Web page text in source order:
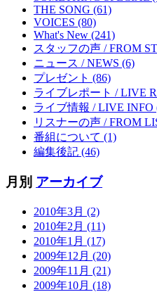
THE SONG (61)
VOICES (80)
What's New (241)
スタッフの声 / FROM
ニュース / NEWS (6)
プレゼント (86)
ライブレポート / LIVE
ライブ情報 / LIVE INFO
リスナーの声 / FROM
番組について (1)
編集後記 (46)
月別 アーカイブ
2010年3月 (2)
2010年2月 (11)
2010年1月 (17)
2009年12月 (20)
2009年11月 (21)
2009年10月 (18)